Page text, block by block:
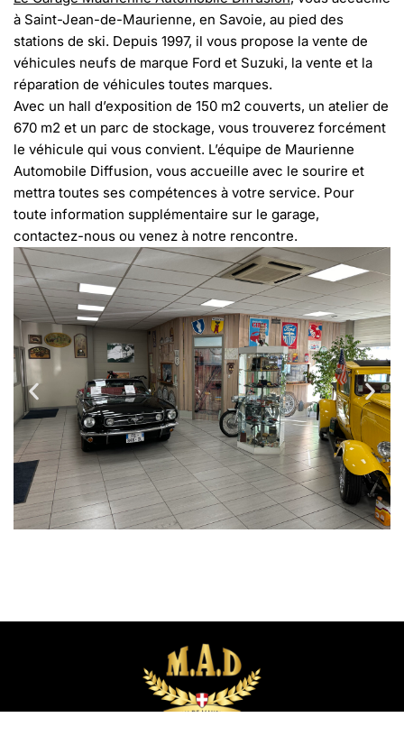
à Saint-Jean-de-Maurienne, en Savoie, au pied des
stations de ski. Depuis 1997, il vous propose la vente de
véhicules neufs de marque Ford et Suzuki, la vente et la
réparation de véhicules toutes marques.
Avec un hall d’exposition de 150 m2 couverts, un atelier de
670 m2 et un parc de stockage, vous trouverez forcément
le véhicule qui vous convient. L’équipe de Maurienne
Automobile Diffusion, vous accueille avec le sourire et
mettra toutes ses compétences à votre service. Pour
toute information supplémentaire sur le garage,
contactez-nous ou venez à notre rencontre.